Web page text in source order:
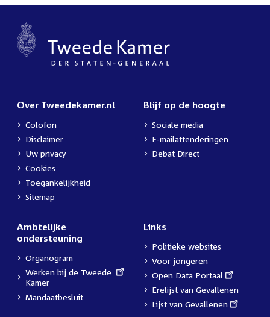
Over Tweedekamer.nl
Colofon
Disclaimer
Uw privacy
Cookies
Toegankelijkheid
Sitemap
Blijf op de hoogte
Sociale media
E-mailattenderingen
Debat Direct
Ambtelijke
ondersteuning
Organogram
External
link:
Werken bij de Tweede
Kamer
Mandaatbesluit
Links
Politieke websites
Voor jongeren
External
link:
Open Data Portaal
Erelijst van Gevallenen
External
Lijst van Gevallenen